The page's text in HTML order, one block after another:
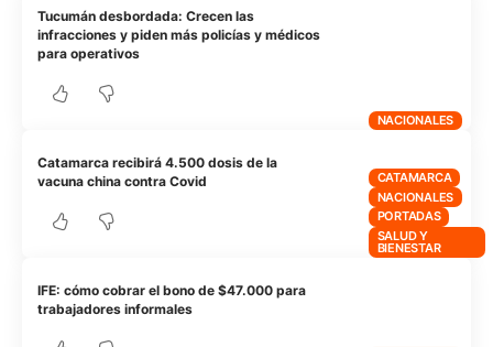
NACIONALES
Tucumán desbordada: Crecen las
infracciones y piden más policías y médicos
para operativos
CATAMARCA
NACIONALES
PORTADAS
SALUD Y
BIENESTAR
Catamarca recibirá 4.500 dosis de la
vacuna china contra Covid
IFE: cómo cobrar el bono de $47.000 para
trabajadores informales